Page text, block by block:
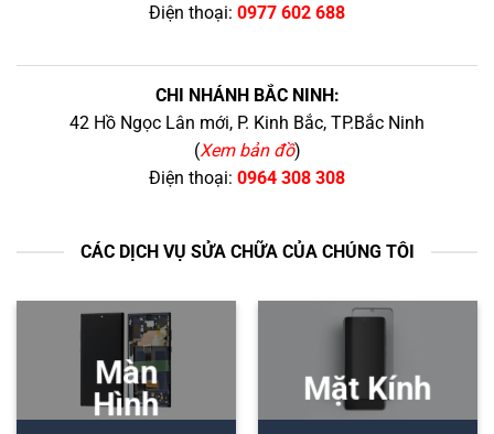
Điện thoại: 0977 602 688
CHI NHÁNH BẮC NINH:
42 Hồ Ngọc Lân mới, P. Kinh Bắc, TP.Bắc Ninh
(Xem bản đồ)
Điện thoại: 0964 308 308
CÁC DỊCH VỤ SỬA CHỮA CỦA CHÚNG TÔI
Màn
Hình
Mặt Kính